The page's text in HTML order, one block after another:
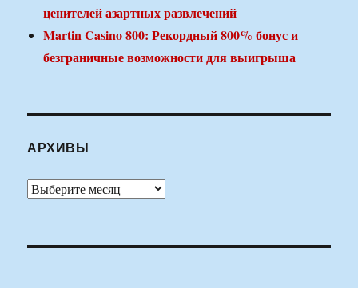
ценителей азартных развлечений
Martin Casino 800: Рекордный 800% бонус и
безграничные возможности для выигрыша
АРХИВЫ
Архивы